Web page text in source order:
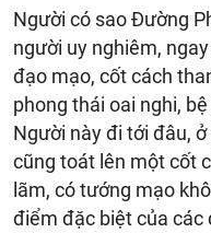
Người có sao Đường
người uy nghiêm,
đạo mạo, cốt cách
phong thái oai nghi,
Người này đi tới đâu,
cũng toát lên một cốt
lãm, có tướng mạo
điểm đặc biệt của các